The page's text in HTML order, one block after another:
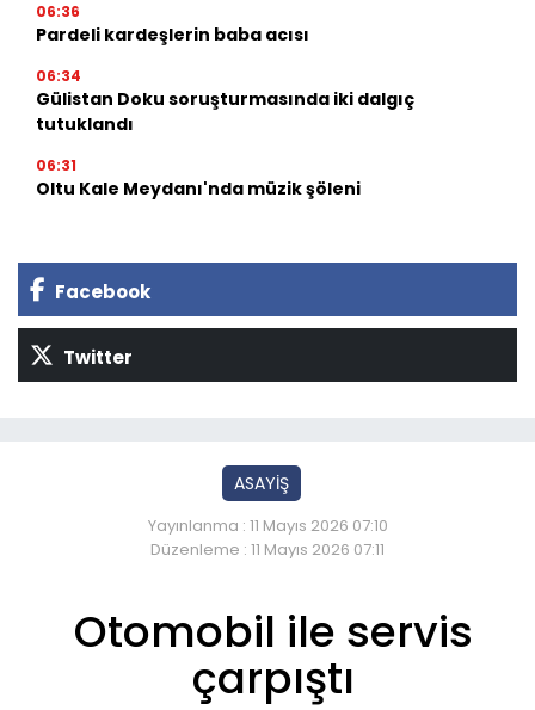
06:36
Pardeli kardeşlerin baba acısı
06:34
Gülistan Doku soruşturmasında iki dalgıç
tutuklandı
06:31
Oltu Kale Meydanı'nda müzik şöleni
Facebook
Twitter
ASAYİŞ
Yayınlanma : 11 Mayıs 2026 07:10
Düzenleme : 11 Mayıs 2026 07:11
Otomobil ile servis
çarpıştı